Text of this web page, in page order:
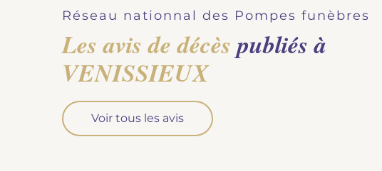
Demandez votre devis pour l'organisation
d'obsèques, nos équipe s'engage à vous
répondre dans les meilleurs délais.
Demander un devis obsèques
Réseau nationnal des Pompes funèbres
Les avis de décèspubliés à
VENISSIEUX
Voir tous les avis